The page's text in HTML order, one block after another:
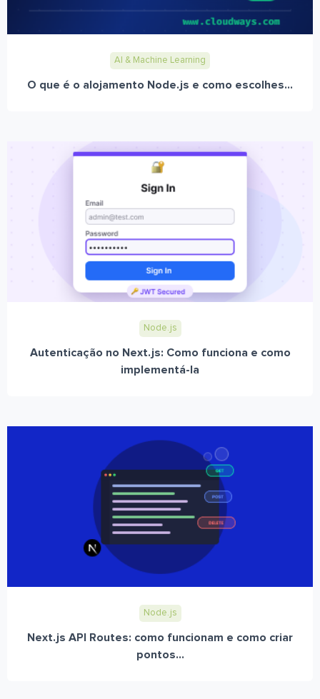
AI & Machine Learning
O que é o alojamento Node.js e como escolhes...
Node.js
Autenticação no Next.js: Como funciona e como
implementá-la
Node.js
Next.js API Routes: como funcionam e como criar
pontos...